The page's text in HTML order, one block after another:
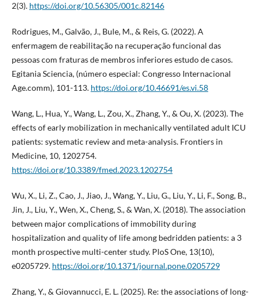
2(3). https://doi.org/10.56305/001c.82146
Rodrigues, M., Galvão, J., Bule, M., & Reis, G. (2022). A
enfermagem de reabilitação na recuperação funcional das
pessoas com fraturas de membros inferiores estudo de casos.
Egitania Sciencia, (número especial: Congresso Internacional
Age.comm), 101-113. https://doi.org/10.46691/es.vi.58
Wang, L., Hua, Y., Wang, L., Zou, X., Zhang, Y., & Ou, X. (2023). The
effects of early mobilization in mechanically ventilated adult ICU
patients: systematic review and meta-analysis. Frontiers in
Medicine, 10, 1202754.
https://doi.org/10.3389/fmed.2023.1202754
Wu, X., Li, Z., Cao, J., Jiao, J., Wang, Y., Liu, G., Liu, Y., Li, F., Song, B.,
Jin, J., Liu, Y., Wen, X., Cheng, S., & Wan, X. (2018). The association
between major complications of immobility during
hospitalization and quality of life among bedridden patients: a 3
month prospective multi-center study. PloS One, 13(10),
e0205729. https://doi.org/10.1371/journal.pone.0205729
Zhang, Y., & Giovannucci, E. L. (2025). Re: the associations of long-